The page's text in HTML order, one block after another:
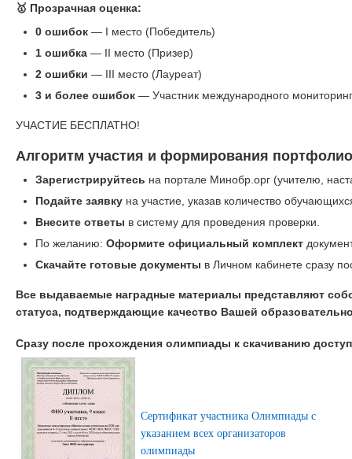
🥇 Прозрачная оценка:
0 ошибок— I место (Победитель)
1 ошибка— II место (Призер)
2 ошибки — III место (Лауреат)
3 и более ошибок— Участник международного
УЧАСТИЕ БЕСПЛАТНО!
Алгоритм участия и формирования
Зарегистрируйтесь на портале Минобр.орг (учителю,
Подайте заявкуна участие, указав количество
Внесите ответы в систему для проведения проверки.
По желанию: Оформите официальный комплект
Скачайте готовые документы в Личном кабинете сразу
Все выдаваемые наградные материалы представляют
статуса, подтверждающие качество Вашей
Сразу после прохождения олимпиады к скачиванию
Сертификат участника Олимпиады с
указанием всех организаторов
олимпиады